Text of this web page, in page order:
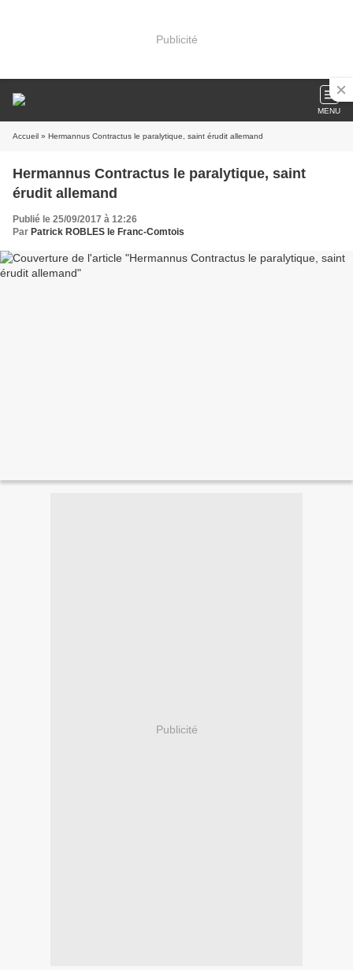
Publicité
MENU
Accueil » Hermannus Contractus le paralytique, saint érudit allemand
Hermannus Contractus le paralytique, saint
érudit allemand
Publié le 25/09/2017 à 12:26
Par Patrick ROBLES le Franc-Comtois
Publicité